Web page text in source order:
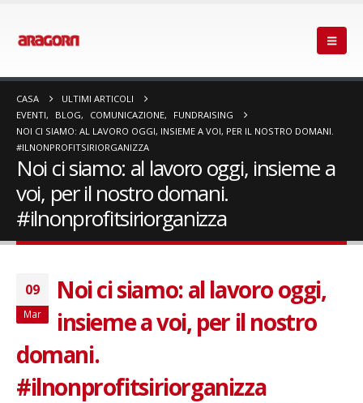
CASA
ULTIMI ARTICOLI
EVENTI, BLOG, COMUNICAZIONE,
FUNDRAISING
NOI CI SIAMO: AL LAVORO OGGI, INSIEME A VOI, PER IL NOSTRO DOMANI.
#ILNONPROFITSIRIORGANIZZA
Noi ci siamo: al lavoro oggi, insieme a
voi, per il nostro domani.
#ilnonprofitsiriorganizza
09
Mar
Noi ci siamo: al lavoro oggi,
insieme a voi, per il nostro
domani.
#ilnonprofitsiriorganizza